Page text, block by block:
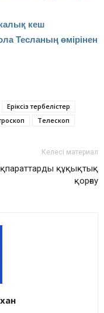
кеш
Тесланың өмірінен
Ерік­сіз тер­бе­ліс­тер
Те­лес­коп
Келесі материал
құқықтық
қорғау